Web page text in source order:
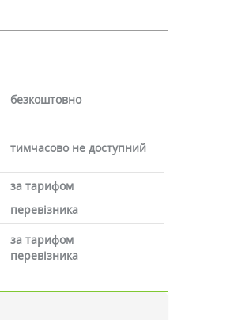
безкоштовно
тимчасово не доступний
за тарифом
перевізника
за тарифом
перевізника